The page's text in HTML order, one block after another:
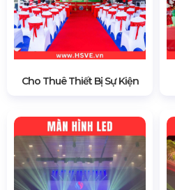
Cho Thuê Thiết Bị Sự Kiện